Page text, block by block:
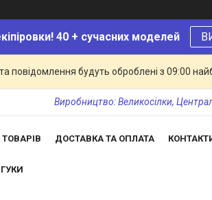
40 + сучасних моделей
повідомлення будуть оброблені з 09:00
Виробництво: Великосілки,
ТОВАРІВ ДОСТАВКА ТА ОПЛАТА